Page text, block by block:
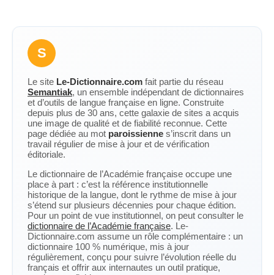
S
Le site Le-Dictionnaire.com fait partie du réseau
Semantiak, un ensemble indépendant de dictionnaires
et d’outils de langue française en ligne. Construite
depuis plus de 30 ans, cette galaxie de sites a acquis
une image de qualité et de fiabilité reconnue. Cette
page dédiée au mot paroissienne s’inscrit dans un
travail régulier de mise à jour et de vérification
éditoriale.
Le dictionnaire de l’Académie française occupe une
place à part : c’est la référence institutionnelle
historique de la langue, dont le rythme de mise à jour
s’étend sur plusieurs décennies pour chaque édition.
Pour un point de vue institutionnel, on peut consulter le
dictionnaire de l’Académie française. Le-
Dictionnaire.com assume un rôle complémentaire : un
dictionnaire 100 % numérique, mis à jour
régulièrement, conçu pour suivre l’évolution réelle du
français et offrir aux internautes un outil pratique,